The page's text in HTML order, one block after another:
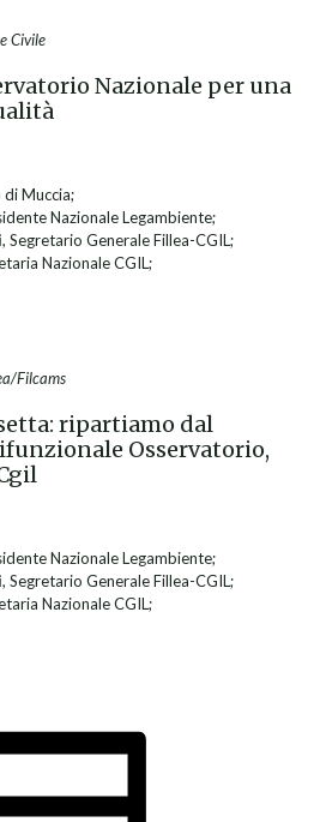
Civile
Nazionale per una
di Muccia;
Nazionale Legambiente;
, Segretario Generale Fillea-CGIL;
Nazionale CGIL;
Filcams
ripartiamo dal
Osservatorio,
Nazionale Legambiente;
, Segretario Generale Fillea-CGIL;
Nazionale CGIL;